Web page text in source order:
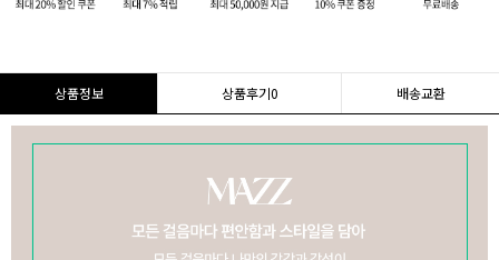
상품정보 상품후기0 배송교환